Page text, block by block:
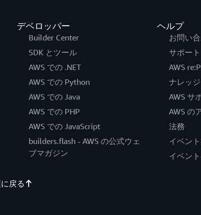
デベロッパー
Builder Center
SDK とツール
AWS での .NET
AWS での Python
AWS での Java
AWS での PHP
AWS での JavaScript
builders.flash - AWS の公式ウェ
ブマガジン
ヘルプ
お問い
サポー
AWS
ナレッ
AWS サ
AWS の
法務
イベン
イベン
戻る